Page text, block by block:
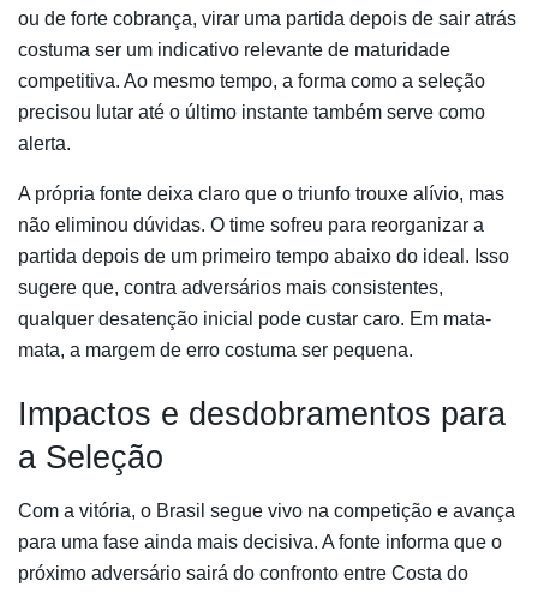
ou de forte cobrança, virar uma partida depois de sair atrás
costuma ser um indicativo relevante de maturidade
competitiva. Ao mesmo tempo, a forma como a seleção
precisou lutar até o último instante também serve como
alerta.
A própria fonte deixa claro que o triunfo trouxe alívio, mas
não eliminou dúvidas. O time sofreu para reorganizar a
partida depois de um primeiro tempo abaixo do ideal. Isso
sugere que, contra adversários mais consistentes,
qualquer desatenção inicial pode custar caro. Em mata-
mata, a margem de erro costuma ser pequena.
Impactos e desdobramentos para
a Seleção
Com a vitória, o Brasil segue vivo na competição e avança
para uma fase ainda mais decisiva. A fonte informa que o
próximo adversário sairá do confronto entre Costa do